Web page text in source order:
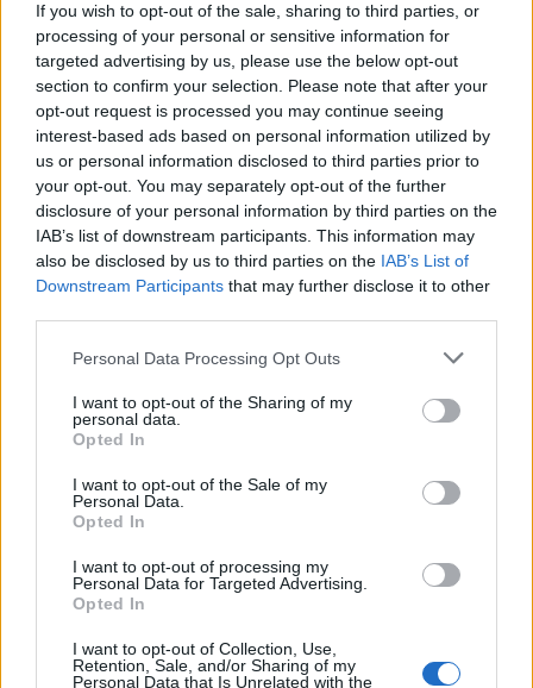
If you wish to opt-out of the sale, sharing to third parties, or
processing of your personal or sensitive information for
targeted advertising by us, please use the below opt-out
section to confirm your selection. Please note that after your
opt-out request is processed you may continue seeing
interest-based ads based on personal information utilized by
us or personal information disclosed to third parties prior to
your opt-out. You may separately opt-out of the further
disclosure of your personal information by third parties on the
IAB’s list of downstream participants. This information may
also be disclosed by us to third parties on the IAB’s List of
Downstream Participants that may further disclose it to other
Personal Data Processing Opt Outs
I want to opt-out of the Sharing of my
personal data.
Opted In
I want to opt-out of the Sale of my
Personal Data.
Opted In
I want to opt-out of processing my
Personal Data for Targeted Advertising.
Opted In
I want to opt-out of Collection, Use,
Retention, Sale, and/or Sharing of my
Personal Data that Is Unrelated with the
Πρωινή
Πρωινή 5-8-2026